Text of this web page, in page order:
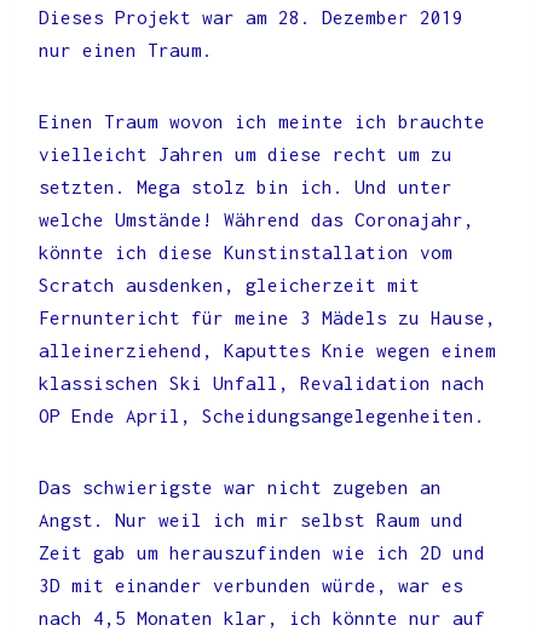
Dieses Projekt war am 28. Dezember 2019
nur einen Traum.
Einen Traum wovon ich meinte ich brauchte
vielleicht Jahren um diese recht um zu
setzten. Mega stolz bin ich. Und unter
welche Umstände! Während das Coronajahr,
könnte ich diese Kunstinstallation vom
Scratch ausdenken, gleicherzeit mit
Fernuntericht für meine 3 Mädels zu Hause,
alleinerziehend, Kaputtes Knie wegen einem
klassischen Ski Unfall, Revalidation nach
OP Ende April, Scheidungsangelegenheiten.
Das schwierigste war nicht zugeben an
Angst. Nur weil ich mir selbst Raum und
Zeit gab um herauszufinden wie ich 2D und
3D mit einander verbunden würde, war es
nach 4,5 Monaten klar, ich könnte nur auf